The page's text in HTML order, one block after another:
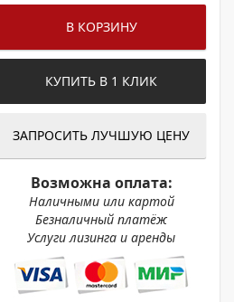
В КОРЗИНУ
КУПИТЬ В 1 КЛИК
ЗАПРОСИТЬ ЛУЧШУЮ ЦЕНУ
Возможна оплата:
Наличными или картой
Безналичный платёж
Услуги лизинга и аренды